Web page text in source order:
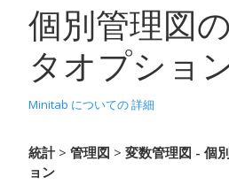
個別管理図
タオプショ
Minitab についての 詳細
統計> 管理図 > 変数管理図 - 個
ョン